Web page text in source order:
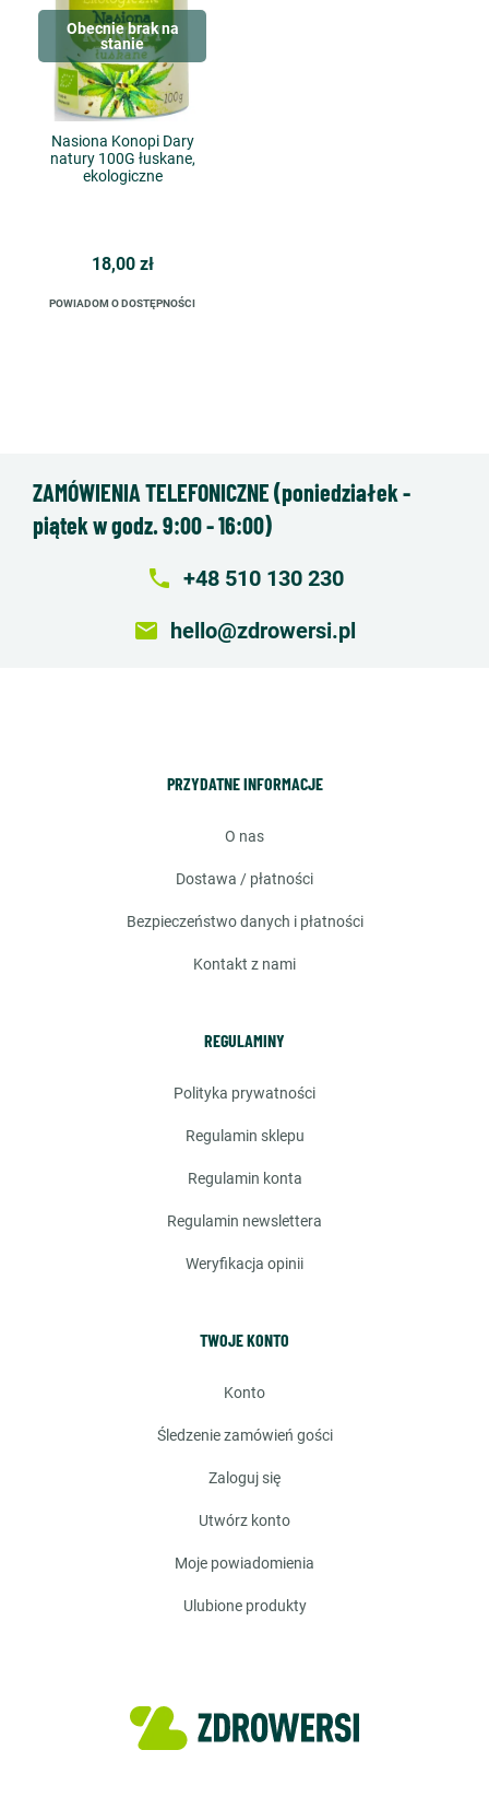
Obecnie brak na
stanie
Nasiona Konopi Dary
natury 100G łuskane,
ekologiczne
18,00 zł
POWIADOM O DOSTĘPNOŚCI
ZAMÓWIENIA TELEFONICZNE (poniedziałek -
piątek w godz. 9:00 - 16:00)
local_phone +48 510 130 230
email hello@zdrowersi.pl
PRZYDATNE INFORMACJE
o nas
dostawa / płatności
bezpieczeństwo danych i płatności
kontakt z nami
REGULAMINY
polityka prywatności
regulamin sklepu
regulamin konta
regulamin newslettera
weryfikacja opinii
TWOJE KONTO
konto
śledzenie zamówień gości
zaloguj się
utwórz konto
moje powiadomienia
ulubione produkty